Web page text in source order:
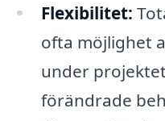
Flexibilitet:
ofta möjlighet
under
förändrade